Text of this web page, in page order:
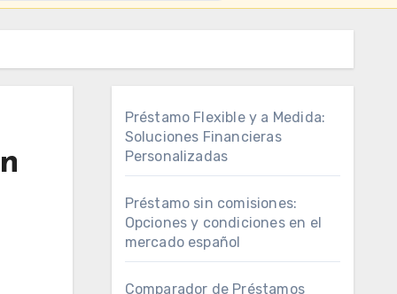
Préstamo Flexible y a Medida:
Soluciones Financieras
Personalizadas
Préstamo sin comisiones:
Opciones y condiciones en el
mercado español
Comparador de Préstamos